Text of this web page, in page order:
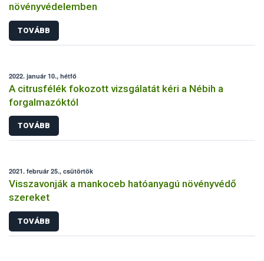
növényvédelemben
TOVÁBB
2022. január 10., hétfő
A citrusfélék fokozott vizsgálatát kéri a Nébih a
forgalmazóktól
TOVÁBB
2021. február 25., csütörtök
Visszavonják a mankoceb hatóanyagú növényvédő
szereket
TOVÁBB